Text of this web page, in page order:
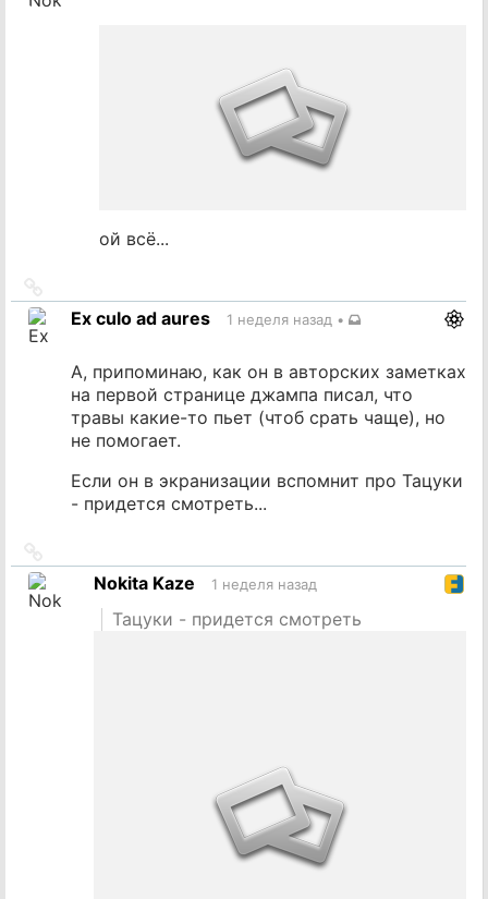
ой всё...
на
источник
Ex culo ad aures 1 неделя назад •
А, припоминаю, как он в авторских заметках
на первой странице джампа писал, что
травы какие-то пьет (чтоб срать чаще), но
не помогает.
Если он в экранизации вспомнит про Тацуки
- придется смотреть...
на
источникNokita Kaze 1 неделя назад
Тацуки - придется смотреть